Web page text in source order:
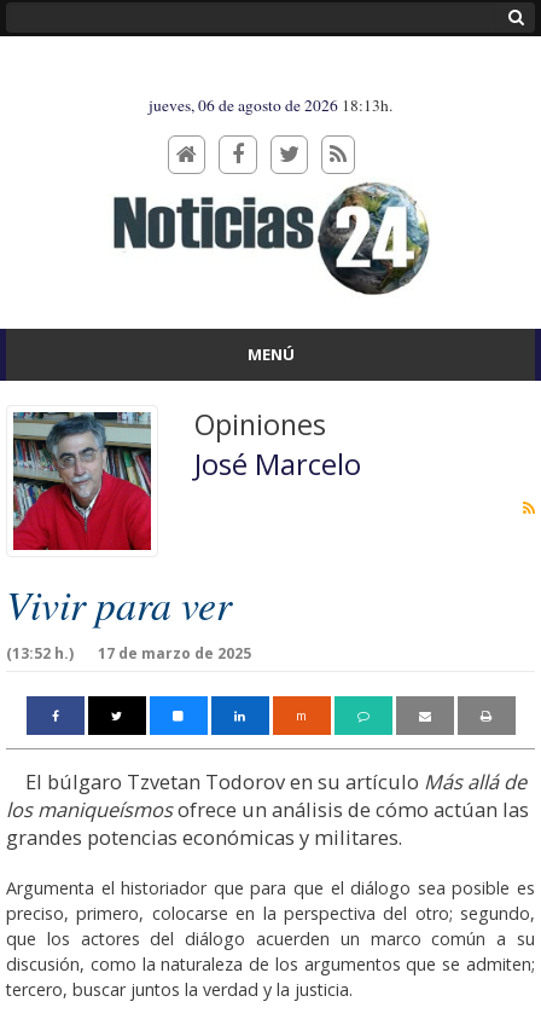
jueves, 06 de agosto de 2026 18:13h.
MENÚ
Opiniones
José Marcelo
Vivir para ver
17 de marzo de 2025
(13:52 h.)
m
El búlgaro Tzvetan Todorov en su artículo Más allá de
los maniqueísmosofrece un análisis de cómo actúan las
grandes potencias económicas y militares.
Argumenta el historiador que para que el diálogo sea posible es
preciso, primero, colocarse en la perspectiva del otro; segundo,
que los actores del diálogo acuerden un marco común a su
discusión, como la naturaleza de los argumentos que se admiten;
tercero, buscar juntos la verdad y la justicia.